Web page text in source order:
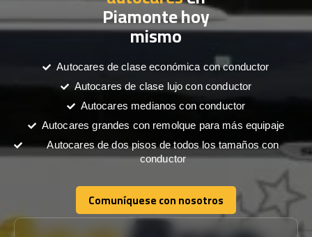
Piamonte hoy
mismo
Autocares de clase económica con conductor
Autocares de clase lujo con conductor
Autocares medianos con conductor
Autocares grandes con remolque para más equipaje
Autocares de dos pisos de todos los tamaños con
conductor
Comuníquese con nosotros
Comuníquese con nosotros